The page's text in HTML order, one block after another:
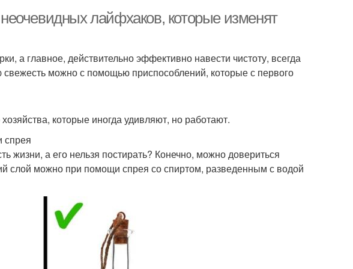
лайфхаков, которые изменят
а главное, действительно эффективно навести чистоту, всегда
можно с помощью приспособлений, которые с первого
которые иногда удивляют, но работают.
спрея
жизни, а его нельзя постирать? Конечно, можно довериться
слой можно при помощи спрея со спиртом, разведенным с водой